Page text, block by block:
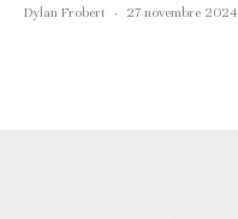
Dylan Frobert · 27 novembre 2024